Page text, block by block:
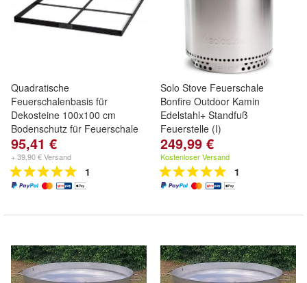
Quadratische
Feuerschalenbasis für
Dekosteine 100x100 cm
Bodenschutz für Feuerschale
95,41 €
+ 39,90 € Versand
1
Solo Stove Feuerschale
Bonfire Outdoor Kamin
Edelstahl+ Standfuß
Feuerstelle (I)
249,99 €
Kostenloser Versand
1